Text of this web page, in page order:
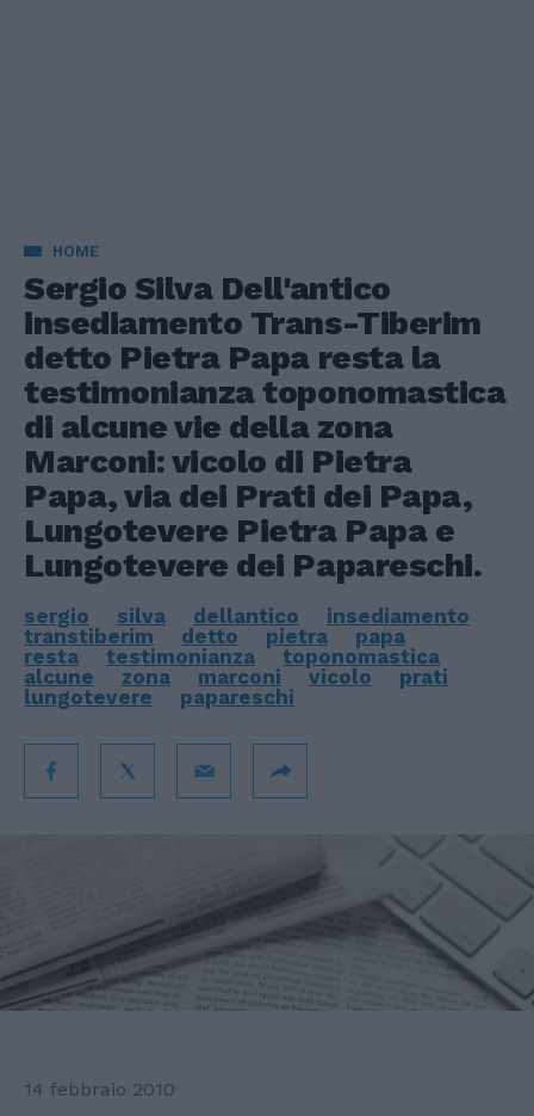
HOME
Sergio Silva Dell'antico
insediamento Trans-Tiberim
detto Pietra Papa resta la
testimonianza toponomastica
di alcune vie della zona
Marconi: vicolo di Pietra
Papa, via dei Prati dei Papa,
Lungotevere Pietra Papa e
Lungotevere dei Papareschi.
sergio silva dellantico
insediamento
transtiberim
detto pietra
papa
resta
testimonianza
toponomastica
alcune
zona marconi vicolo
prati
lungotevere
papareschi
14 febbraio 2010